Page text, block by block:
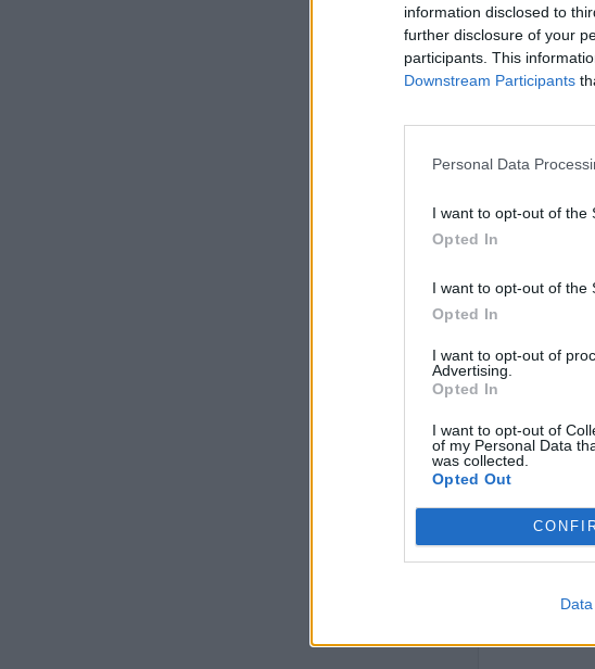
information disclosed to
further disclosure of your
participants. This
Downstream Participants
Personal Data
I want to opt-out of the
Opted In
I want to opt-out of the
Opted In
I want to opt-out of
Advertising.
Opted In
I want to opt-out of
of my Personal Data
was collected.
Opted Out
Πλήρης
Τουρισμός -
ΠΑΛΙΑ